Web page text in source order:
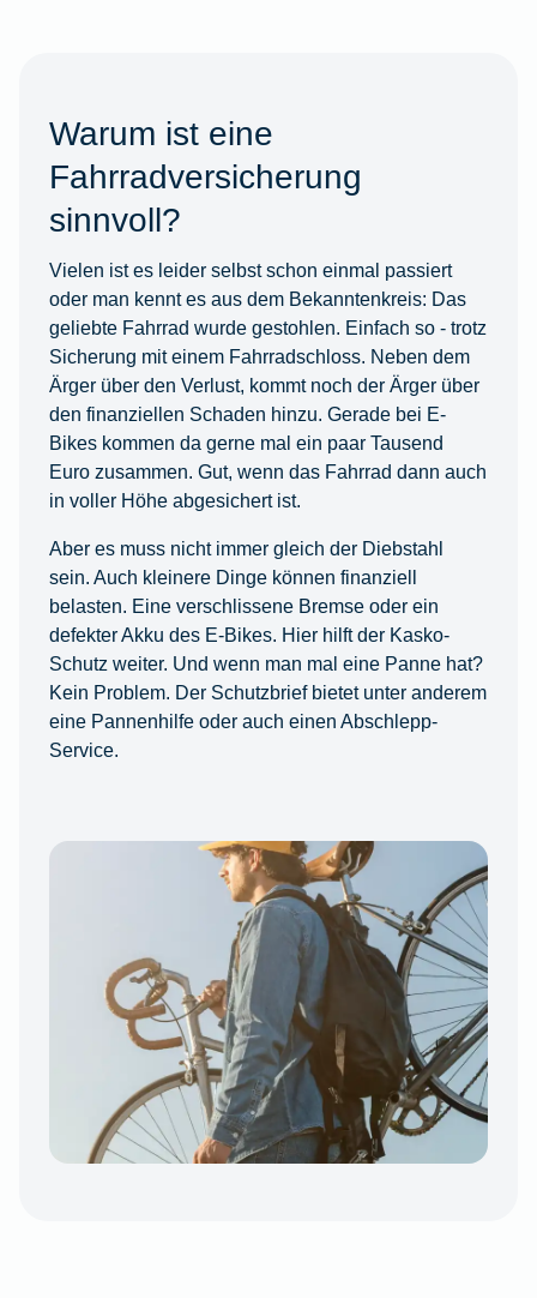
Warum ist eine
Fahrradversicherung
sinnvoll?
Vielen ist es leider selbst schon einmal passiert
oder man kennt es aus dem Bekanntenkreis: Das
geliebte Fahrrad wurde gestohlen. Einfach so - trotz
Sicherung mit einem Fahrradschloss. Neben dem
Ärger über den Verlust, kommt noch der Ärger über
den finanziellen Schaden hinzu. Gerade bei E-
Bikes kommen da gerne mal ein paar Tausend
Euro zusammen. Gut, wenn das Fahrrad dann auch
in voller Höhe abgesichert ist.
Aber es muss nicht immer gleich der Diebstahl
sein. Auch kleinere Dinge können finanziell
belasten. Eine verschlissene Bremse oder ein
defekter Akku des E-Bikes. Hier hilft der Kasko-
Schutz weiter. Und wenn man mal eine Panne hat?
Kein Problem. Der Schutzbrief bietet unter anderem
eine Pannenhilfe oder auch einen Abschlepp-
Service.